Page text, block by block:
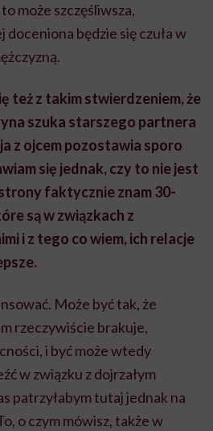
może szczęśliwsza,
doceniona będzie się czuła w
też z takim stwierdzeniem, że
szuka starszego partnera
z ojcem pozostawia sporo
się jednak, czy to nie jest
faktycznie znam 30-
są w związkach z
i z tego co wiem, ich relacje
Może być tak, że
rzeczywiście brakuje,
i być może wtedy
w związku z dojrzałym
patrzyłabym tutaj jednak na
o czym mówisz, także w